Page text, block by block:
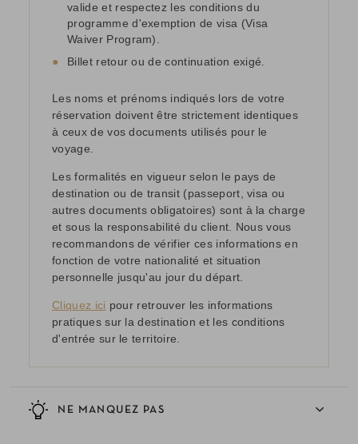
NE MANQUEZ PAS
valide et respectez les conditions du
programme d'exemption de visa (Visa
Waiver Program).
●
Billet retour ou de continuation exigé.
Les noms et prénoms indiqués lors de votre
réservation doivent être strictement identiques
à ceux de vos documents utilisés pour le
voyage.
Les formalités en vigueur selon le pays de
destination ou de transit (passeport, visa ou
autres documents obligatoires) sont à la charge
et sous la responsabilité du client. Nous vous
recommandons de vérifier ces informations en
fonction de votre nationalité et situation
personnelle jusqu'au jour du départ.
Cliquez ici pour retrouver les informations
pratiques sur la destination et les conditions
d'entrée sur le territoire.